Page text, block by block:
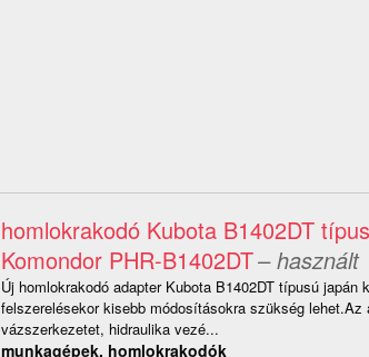
homlokrakodó Kubota B1402DT
Komondor PHR-B1402DT– használt
Új homlokrakodó adapter Kubota B1402DT típusú japán
felszerelésekor kisebb módosításokra szükség
vázszerkezetet, hidraulika vezé...
munkagépek, homlokrakodók